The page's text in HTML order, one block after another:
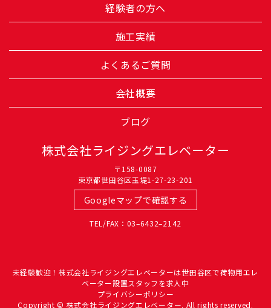
経験者の方へ
施工実績
よくあるご質問
会社概要
ブログ
株式会社ライジングエレベーター
〒158-0087
東京都世田谷区玉堤1-27-23-201
Googleマップで確認する
TEL/FAX：03–6432–2142
未経験歓迎！株式会社ライジングエレベーターは世田谷区で荷物用エレ
ベーター設置スタッフを求人中
プライバシーポリシー
Copyright © 株式会社ライジングエレベーター. All rights reserved.